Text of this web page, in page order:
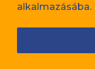
alkalmazásába.